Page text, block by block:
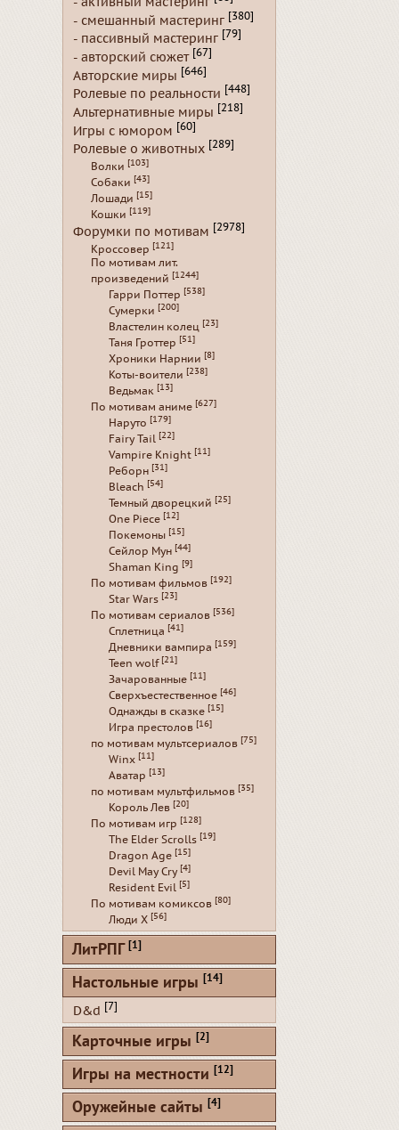
- смешанный мастеринг [380]
- пассивный мастеринг [79]
- авторский сюжет [67]
Авторские миры [646]
Ролевые по реальности [448]
Альтернативные миры [218]
Игры с юмором [60]
Ролевые о животных [289]
Волки [103]
Собаки [43]
Лошади [15]
Кошки [119]
Форумки по мотивам [2978]
Кроссовер [121]
По мотивам лит.
произведений [1244]
Гарри Поттер [538]
Сумерки [200]
Властелин колец [23]
Таня Гроттер [51]
Хроники Нарнии [8]
Коты-воители [238]
Ведьмак [13]
По мотивам аниме [627]
Наруто [179]
Fairy Tail [22]
Vampire Knight [11]
Реборн [31]
Bleach [54]
Темный дворецкий [25]
One Piece [12]
Покемоны [15]
Сейлор Мун [44]
Shaman King [9]
По мотивам фильмов [192]
Star Wars [23]
По мотивам сериалов [536]
Сплетница [41]
Дневники вампира [159]
Teen wolf [21]
Зачарованные [11]
Сверхъестественное [46]
Однажды в сказке [15]
Игра престолов [16]
по мотивам мультсериалов [75]
Winx [11]
Аватар [13]
по мотивам мультфильмов [35]
Король Лев [20]
По мотивам игр [128]
The Elder Scrolls [19]
Dragon Age [15]
Devil May Cry [4]
Resident Evil [5]
По мотивам комиксов [80]
Люди Х [56]
ЛитРПГ [1]
Настольные игры [14]
D&d [7]
Карточные игры [2]
Игры на местности [12]
Оружейные сайты [4]